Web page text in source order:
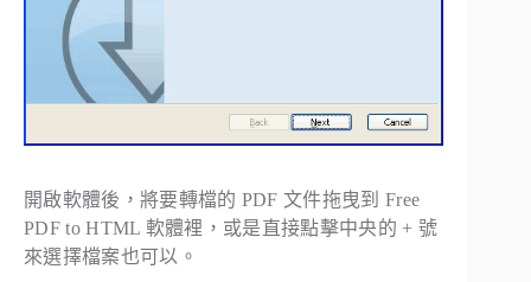
開啟軟體後，將要轉檔的 PDF 文件拖曳到 Free
PDF to HTML 軟體裡，或是直接點擊中央的 + 號
來選擇檔案也可以。